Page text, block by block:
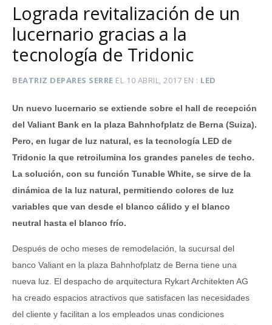
Lograda revitalización de un
lucernario gracias a la
tecnología de Tridonic
BEATRIZ DEPARES SERRE EL 10 ABRIL, 2017 EN LED
Un nuevo lucernario se extiende sobre el hall de recepción
del Valiant Bank en la plaza Bahnhofplatz de Berna (Suiza).
Pero, en lugar de luz natural, es la tecnología LED de
Tridonic la que retroilumina los grandes paneles de techo.
La solución, con su función Tunable White, se sirve de la
dinámica de la luz natural, permitiendo colores de luz
variables que van desde el blanco cálido y el blanco
neutral hasta el blanco frío.
Después de ocho meses de remodelación, la sucursal del
banco Valiant en la plaza Bahnhofplatz de Berna tiene una
nueva luz. El despacho de arquitectura Rykart Architekten AG
ha creado espacios atractivos que satisfacen las necesidades
del cliente y facilitan a los empleados unas condiciones